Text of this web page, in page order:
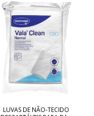
LUVAS DE NÃO-TECIDO